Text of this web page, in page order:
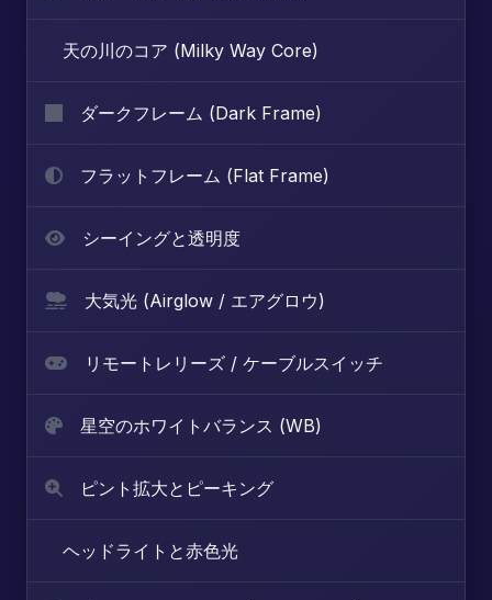
天の川のコア (Milky Way Core)
ダークフレーム (Dark Frame)
フラットフレーム (Flat Frame)
シーイングと透明度
大気光 (Airglow / エアグロウ)
リモートレリーズ / ケーブルスイッチ
星空のホワイトバランス (WB)
ピント拡大とピーキング
ヘッドライトと赤色光